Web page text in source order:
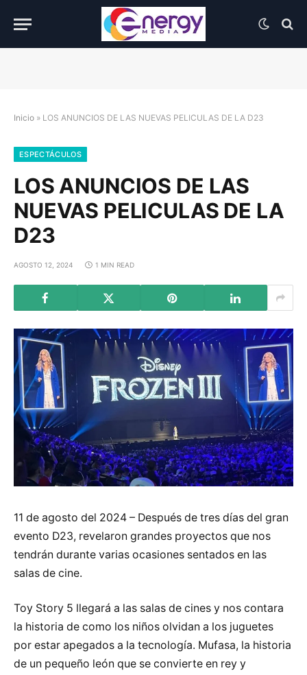
Inicio » LOS ANUNCIOS DE LAS NUEVAS PELICULAS DE LA D23
ESPECTÁCULOS
LOS ANUNCIOS DE LAS
NUEVAS PELICULAS DE LA
D23
AGOSTO 12, 2024 1 MIN READ
11 de agosto del 2024 – Después de tres días del gran
evento D23, revelaron grandes proyectos que nos
tendrán durante varias ocasiones sentados en las
salas de cine.
Toy Story 5 llegará a las salas de cines y nos contara
la historia de como los niños olvidan a los juguetes
por estar apegados a la tecnología. Mufasa, la historia
de un pequeño león que se convierte en rey y